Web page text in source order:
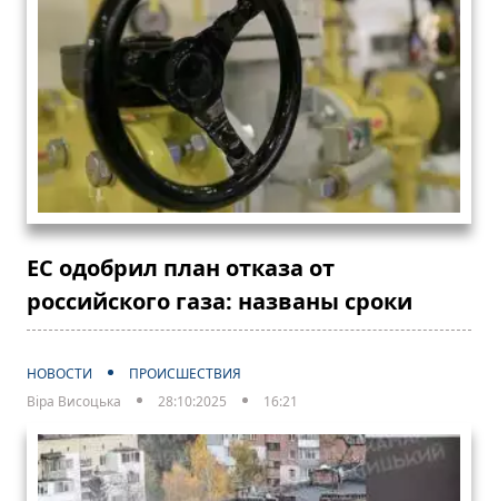
ЕС одобрил план отказа от
российского газа: названы сроки
НОВОСТИ
ПРОИСШЕСТВИЯ
Віра Висоцька
28:10:2025 16:21